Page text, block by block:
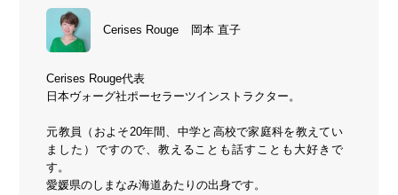
Cerises Rouge 岡本 直子
Cerises Rouge代表
日本ヴォーグ社ポーセラーツインストラクター。
元教員（およそ20年間、中学と高校で家庭科を教えてい
ました）ですので、教えることも話すことも大好きで
す。
愛媛県のしまなみ海道あたりの出身です。